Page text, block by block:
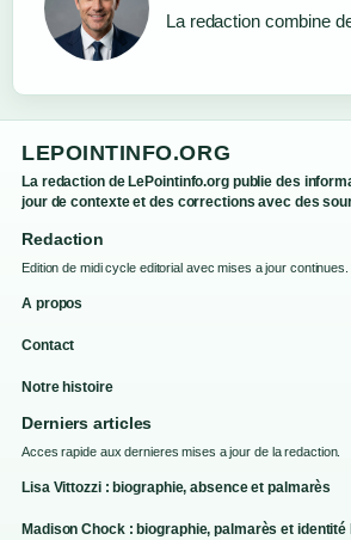
La redaction combine
LEPOINTINFO.ORG
La redaction de LePointinfo.org publie des
jour de contexte et des corrections avec des
Redaction
Edition de midi cycle editorial avec mises a jour continues.
A propos
Contact
Notre histoire
Derniers articles
Acces rapide aux dernieres mises a jour de la redaction.
Lisa Vittozzi : biographie, absence et palmarès
Madison Chock : biographie, palmarès et identité